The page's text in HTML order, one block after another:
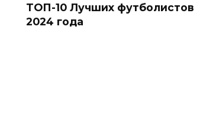
ТОП-10 Лучших футболистов
2024 года